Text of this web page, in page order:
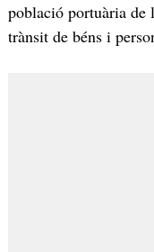
població portuària de
trànsit de béns i